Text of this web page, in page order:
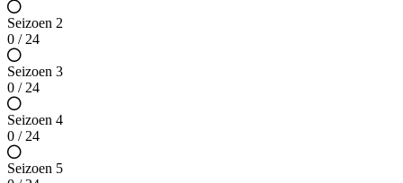
Seizoen 2
0 / 24
Seizoen 3
0 / 24
Seizoen 4
0 / 24
Seizoen 5